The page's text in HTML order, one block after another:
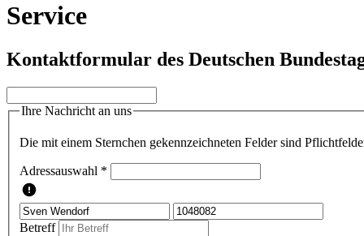
Service
Kontaktformular des Deutschen
Ihre Nachricht an uns
Die mit einem Sternchen gekennzeichneten Felder sind
Adressauswahl *
Betreff